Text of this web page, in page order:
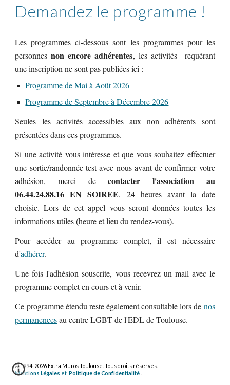
Demandez le programme !
Les programmes ci-dessous sont les programmes pour les
personnesnon encore adhérentes, les activités requérant
une inscription ne sont pas publiées ici :
Programme de Mai à Août 2026
Programme de Septembre à Décembre2026
Seules les activités accessibles aux non adhérents sont
présentées dans ces programmes.
Si une activité vous intéresse et que vous souhaitez effectuer
une sortie/randonnée test avec nous avant de confirmer votre
adhésion, merci decontacter l'association au
06.44.24.88.16EN SOIREE, 24 heures avant la date
choisie. Lors de cet appel vous seront données toutes les
informations utiles (heure et lieu du rendez-vous).
Pour accéder au programme complet, il est nécessaire
d'adhérer.
Une fois l'adhésion souscrite, vous recevrez un mail avec le
programme complet en cours et à venir.
Ce programme étendu reste également consultable lors de nos
permanencesau centre LGBT de l'EDL de Toulouse.
© 1994-2026 Extra Muros Toulouse. Tous droits réservés.
Mentions Légales et Politique de Confidentialité